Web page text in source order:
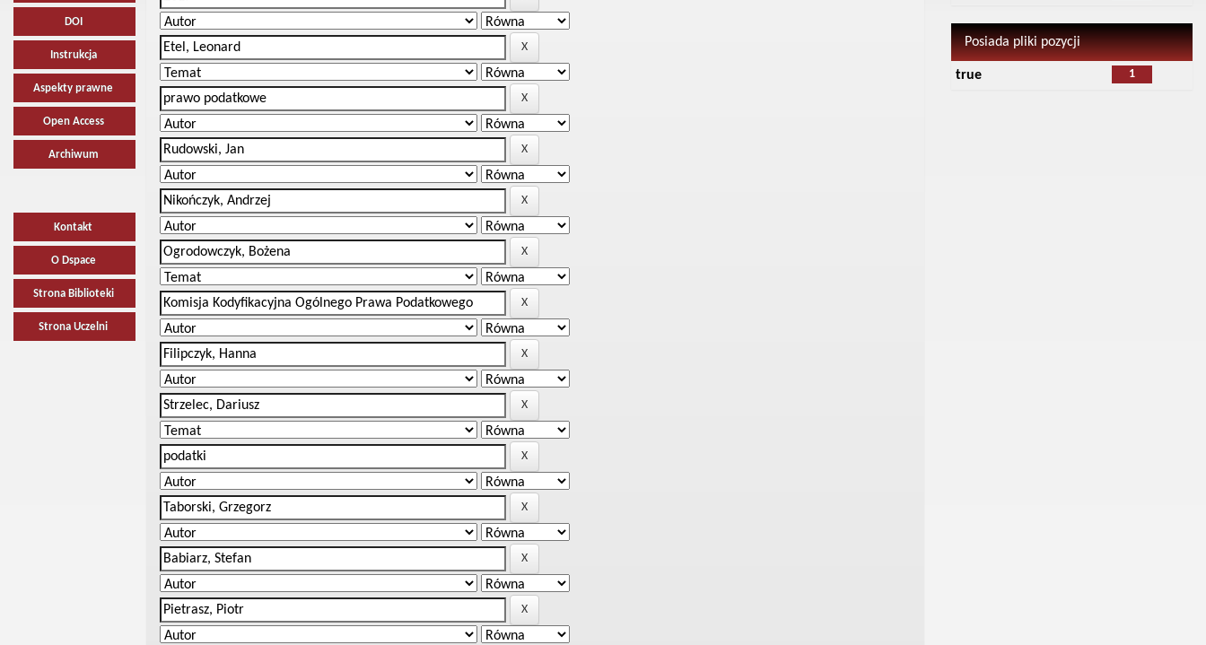
DOI
Instrukcja
Aspekty prawne
Open Access
Archiwum
Kontakt
O Dspace
Strona Biblioteki
Strona Uczelni
Posiada pliki pozycji
1
true